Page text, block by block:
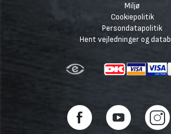
Miljø
Cookiepolitik
Persondatapolitik
Hent vejledninger og